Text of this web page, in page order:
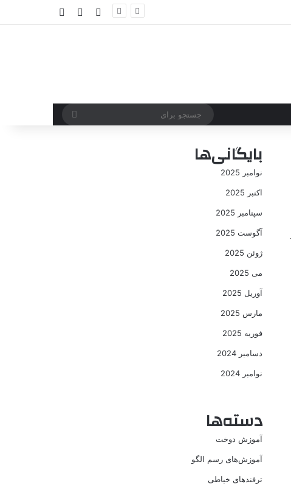
ورود نوشته تصادفی
بایگانی‌ها
نوامبر 2025
اکتبر 2025
سپتامبر 2025
آگوست 2025
ژوئن 2025
می 2025
آوریل 2025
مارس 2025
فوریه 2025
دسامبر 2024
نوامبر 2024
دسته‌ها
آموزش دوخت
آموزش‌های رسم الگو
ترفندهای خیاطی